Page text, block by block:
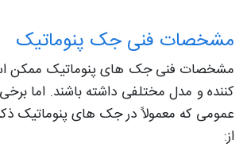
مشخصات فنی جک پنوماتیک
مشخصات فنی جک های پنوماتیک ممکن
کننده و مدل مختلفی داشته باشند. اما
عمومی که معمولاً در جک های پنوماتیک
از: